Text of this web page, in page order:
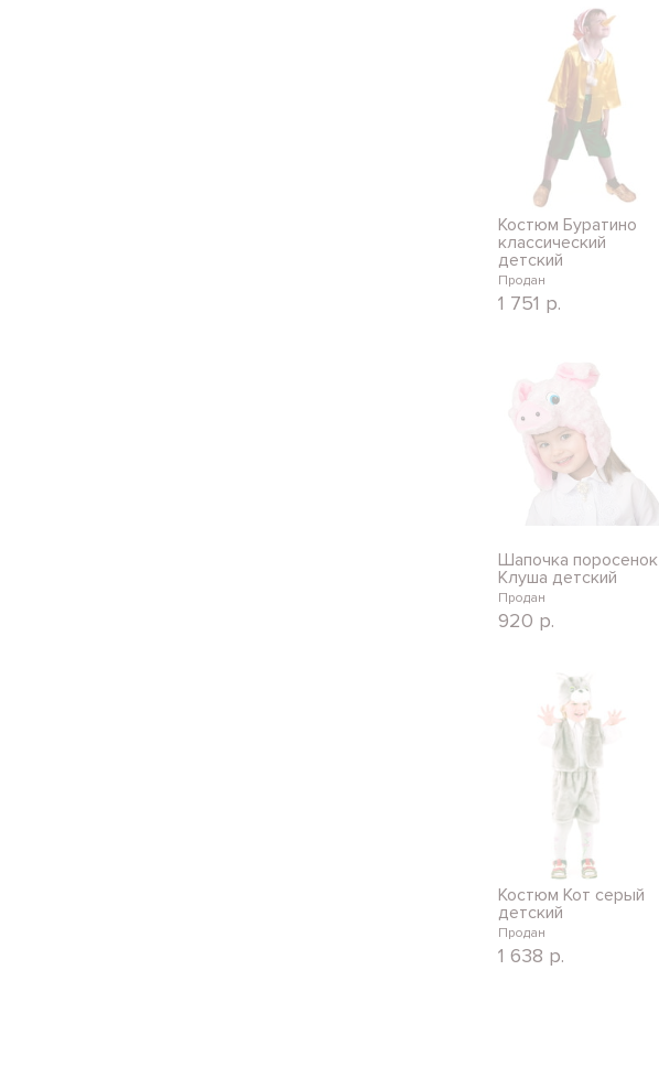
Костюм Буратино
классический
детский
Продан
1 751 р.
Шапочка поросенок
Клуша детский
Продан
920 р.
Костюм Кот серый
детский
Продан
1 638 р.